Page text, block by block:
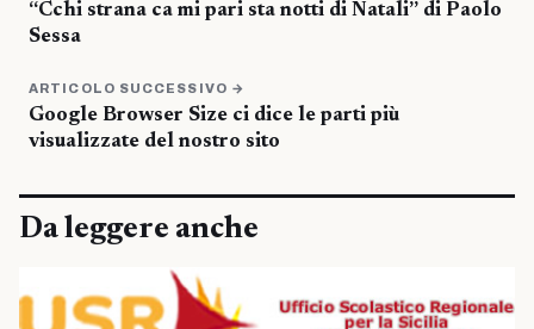
“Cchi strana ca mi pari sta notti di Natali” di Paolo
Sessa
ARTICOLO SUCCESSIVO →
Google Browser Size ci dice le parti più
visualizzate del nostro sito
Da leggere anche